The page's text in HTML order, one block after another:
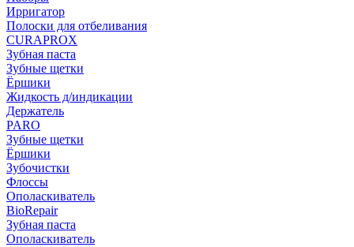
Ирригатор
Полоски для отбеливания
CURAPROX
Зубная паста
Зубные щетки
Ёршики
Жидкость д/индикации
Держатель
PARO
Зубные щетки
Ёршики
Зубочистки
Флоссы
Ополаскиватель
BioRepair
Зубная паста
Ополаскиватель